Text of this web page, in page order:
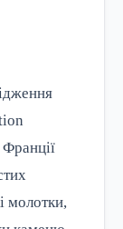
Франції
молотки,